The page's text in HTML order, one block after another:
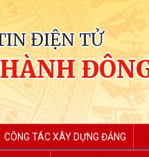
ĐIỆN TỬ
CÔNG TÁC XÂY DỰNG ĐẢNG